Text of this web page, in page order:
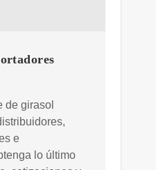
de girasol
e
lo último